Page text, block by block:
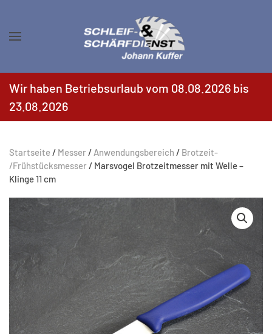
Zum Hauptinhalt springen
Wir haben Betriebsurlaub vom 08.08.2026 bis
23.08.2026
Startseite/ Messer / Anwendungsbereich / Brotzeit-
/Frühstücksmesser / Marsvogel Brotzeitmesser mit Welle –
Klinge 11 cm